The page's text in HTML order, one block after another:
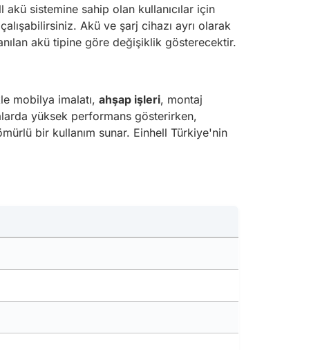
akü sistemine sahip olan kullanıcılar için
Akü ve şarj cihazı ayrı olarak
akü tipine göre değişiklik gösterecektir.
mobilya imalatı, ahşap işleri, montaj
yüksek performans gösterirken,
bir kullanım sunar. Einhell Türkiye'nin